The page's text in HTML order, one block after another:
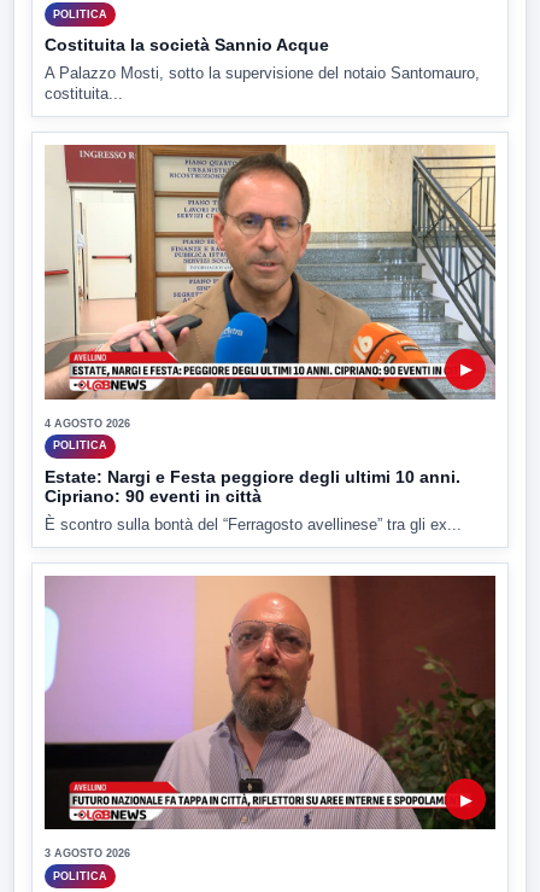
POLITICA
Costituita la società Sannio Acque
A Palazzo Mosti, sotto la supervisione del notaio Santomauro,
costituita...
▶
4 AGOSTO 2026
POLITICA
Estate: Nargi e Festa peggiore degli ultimi 10 anni.
Cipriano: 90 eventi in città
È scontro sulla bontà del “Ferragosto avellinese” tra gli ex...
▶
3 AGOSTO 2026
POLITICA